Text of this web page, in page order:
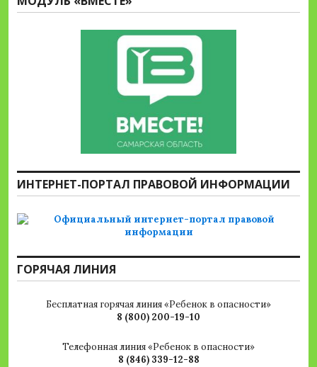
ИНТЕРНЕТ-ПОРТАЛ ПРАВОВОЙ ИНФОРМАЦИИ
ГОРЯЧАЯ ЛИНИЯ
Бесплатная горячая линия «Ребенок в опасности»
8 (800) 200-19-10
Телефонная линия «Ребенок в опасности»
8 (846) 339-12-88